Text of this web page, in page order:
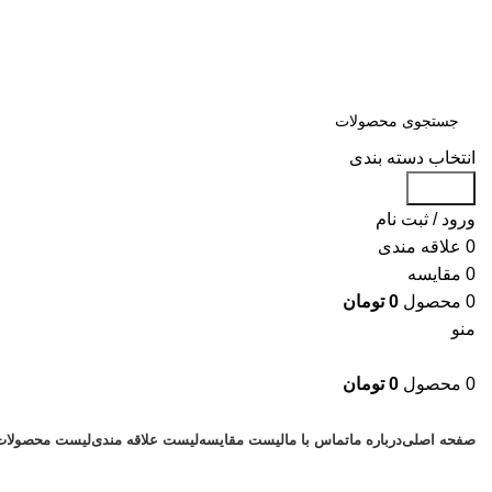
انتخاب دسته بندی
ورود / ثبت نام
0 علاقه مندی
0 مقایسه
0 محصول 0 تومان
منو
0 محصول 0 تومان
صفحه اصلیدرباره ماتماس با مالیست مقایسهلیست علاقه مندیلیست